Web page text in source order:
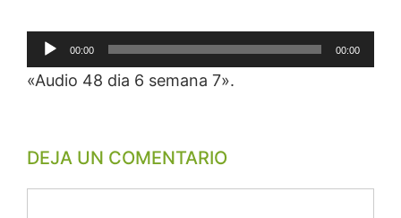
Reproductor
de
00:00 00:00
«Audio 48 dia 6 semana 7».
DEJA UN COMENTARIO